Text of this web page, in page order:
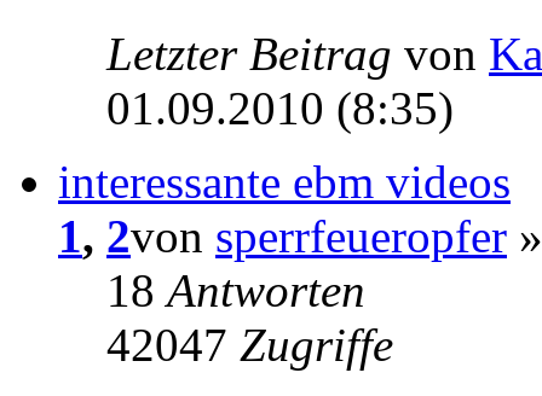
Letzter Beitrag von
01.09.2010 (8:35)
interessante ebm videos
1, 2von sperrfeueropfer
18Antworten
42047 Zugriffe